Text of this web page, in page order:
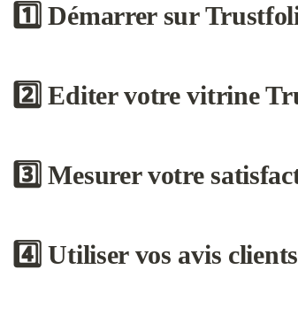
1️⃣ Démarrer sur
2️⃣ Editer votre vitrine
3️⃣ Mesurer votre
4️⃣ Utiliser vos avis clients